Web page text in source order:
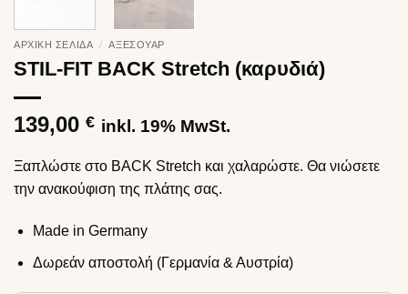
ΑΡΧΙΚΉ ΣΕΛΊΔΑ / ΑΞΕΣΟΥΆΡ
STIL-FIT BACK Stretch (καρυδιά)
139,00 € inkl. 19% MwSt.
Ξαπλώστε στο BACK Stretch και χαλαρώστε. Θα νιώσετε
την ανακούφιση της πλάτης σας.
Made in Germany
Δωρεάν αποστολή (Γερμανία & Αυστρία)